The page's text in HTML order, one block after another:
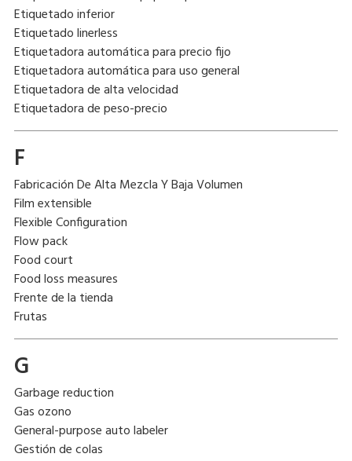
Etiquetado inferior
Etiquetado linerless
Etiquetadora automática para precio fijo
Etiquetadora automática para uso general
Etiquetadora de alta velocidad
Etiquetadora de peso-precio
F
Fabricación De Alta Mezcla Y Baja Volumen
Film extensible
Flexible Configuration
Flow pack
Food court
Food loss measures
Frente de la tienda
Frutas
G
Garbage reduction
Gas ozono
General-purpose auto labeler
Gestión de colas